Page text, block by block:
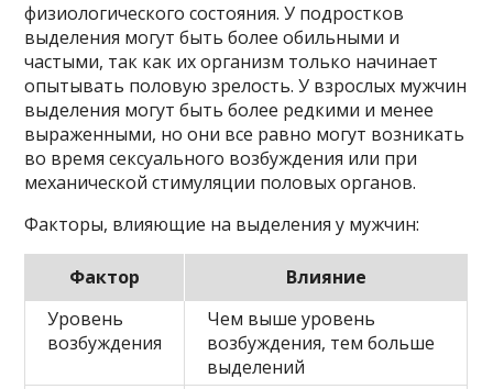
физиологического состояния. У подростков
выделения могут быть более обильными и
частыми, так как их организм только начинает
опытывать половую зрелость. У взрослых мужчин
выделения могут быть более редкими и менее
выраженными, но они все равно могут возникать
во время сексуального возбуждения или при
механической стимуляции половых органов.
Факторы, влияющие на выделения у мужчин:
Фактор
Влияние
Уровень
возбуждения
Чем выше уровень
возбуждения, тем больше
выделений